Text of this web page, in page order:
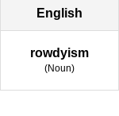
English
rowdyism
(Noun)